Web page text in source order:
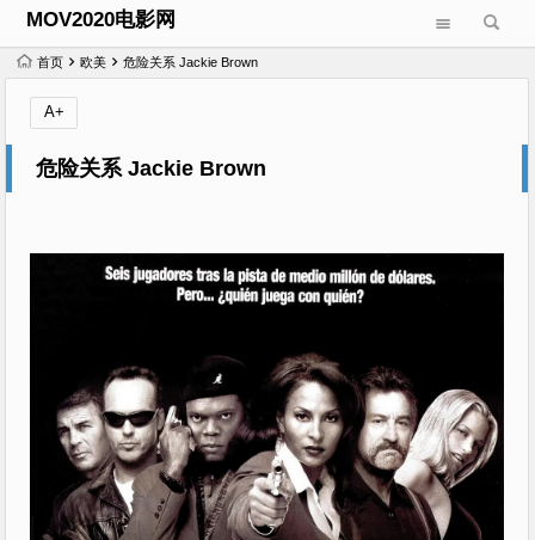
MOV2020电影网
首页 欧美 危险关系 Jackie Brown
危险关系 Jackie Brown
A+